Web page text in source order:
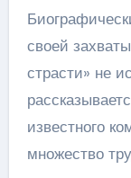
своей
страсти» не
известного
множество